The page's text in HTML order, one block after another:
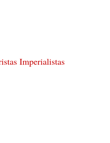
Imperialistas